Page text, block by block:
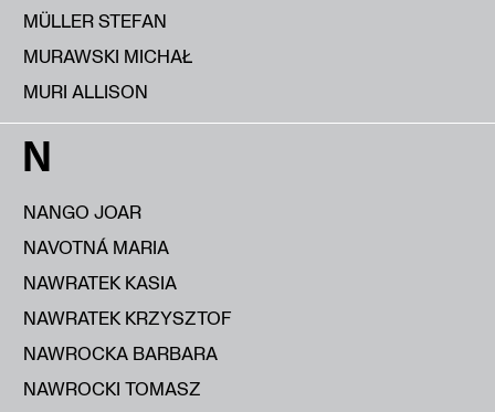
MÜLLER STEFAN
MURAWSKI MICHAŁ
MURI ALLISON
N
NANGO JOAR
NAVOTNÁ MARIA
NAWRATEK KASIA
NAWRATEK KRZYSZTOF
NAWROCKA BARBARA
NAWROCKI TOMASZ